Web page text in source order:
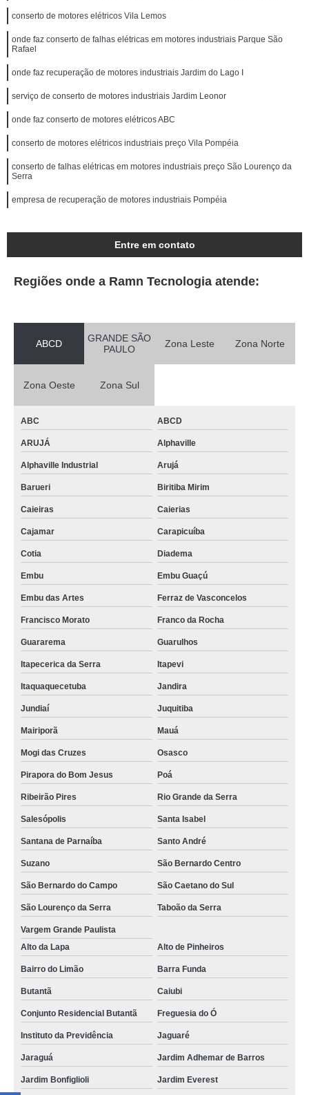
conserto de motores elétricos Vila Lemos
onde faz conserto de falhas elétricas em motores industriais Parque São
Rafael
onde faz recuperação de motores industriais Jardim do Lago I
serviço de conserto de motores industriais Jardim Leonor
onde faz conserto de motores elétricos ABC
conserto de motores elétricos industriais preço Vila Pompéia
conserto de falhas elétricas em motores industriais preço São Lourenço da
Serra
empresa de recuperação de motores industriais Pompéia
Entre em contato
Regiões onde a Ramn Tecnologia atende:
ABCD
GRANDE SÃO
PAULO
Zona Leste Zona Norte
Zona Oeste Zona Sul
ABC ABCD
ARUJÁ Alphaville
Alphaville Industrial Arujá
Barueri Biritiba Mirim
Caieiras Caierias
Cajamar Carapicuíba
Cotia Diadema
Embu Embu Guaçú
Embu das Artes Ferraz de Vasconcelos
Francisco Morato Franco da Rocha
Guararema Guarulhos
Itapecerica da Serra Itapevi
Itaquaquecetuba Jandira
Jundiaí Juquitiba
Mairiporã Mauá
Mogi das Cruzes Osasco
Pirapora do Bom Jesus Poá
Ribeirão Pires Rio Grande da Serra
Salesópolis Santa Isabel
Santana de Parnaíba Santo André
Suzano São Bernardo Centro
São Bernardo do Campo São Caetano do Sul
São Lourenço da Serra Taboão da Serra
Vargem Grande Paulista
Alto da Lapa
Alto de Pinheiros
Bairro do Limão Barra Funda
Butantã Caiubi
Conjunto Residencial Butantã Freguesia do Ó
Instituto da Previdência Jaguaré
Jaraguá Jardim Adhemar de Barros
Jardim Bonfiglioli Jardim Everest